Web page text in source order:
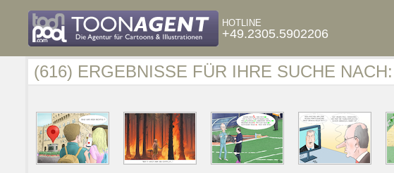
HOTLINE
+49.2305.5902206
(616) ERGEBNISSE FÜR IHRE SUCHE NACH: